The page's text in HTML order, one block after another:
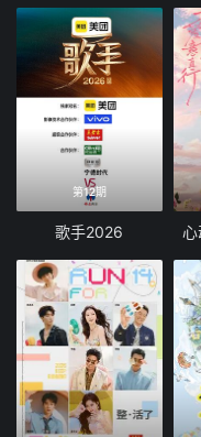
第12期
歌手2026 心